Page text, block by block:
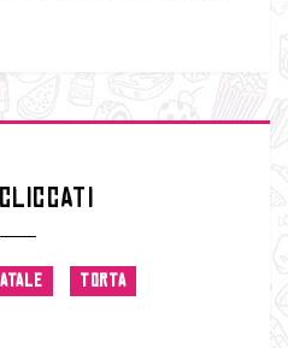
TORTA